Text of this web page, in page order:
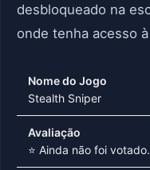
desbloqueado na
onde tenha acesso
Nome do Jogo
Stealth Sniper
Avaliação
⭐ Ainda não foi votado.